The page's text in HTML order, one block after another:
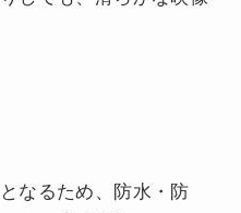
なるため、防水・防